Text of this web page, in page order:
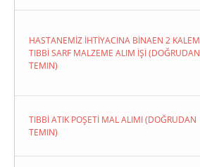
HASTANEMİZ İHTİYACINA BİNAEN 2 KALEM
TIBBİ SARF MALZEME ALIM İŞİ (DOĞRUDAN
TEMIN)
TIBBİ ATIK POŞETİ MAL ALIMI (DOĞRUDAN
TEMIN)